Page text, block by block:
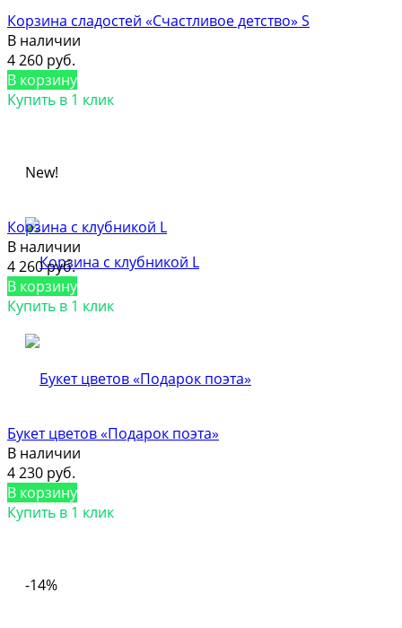
Корзина сладостей «Счастливое детство» S
В наличии
4 260 руб.
В корзину
Купить в 1 клик
New!
Корзина с клубникой L
В наличии
4 260 руб.
В корзину
Купить в 1 клик
Букет цветов «Подарок поэта»
В наличии
4 230 руб.
В корзину
Купить в 1 клик
-14%